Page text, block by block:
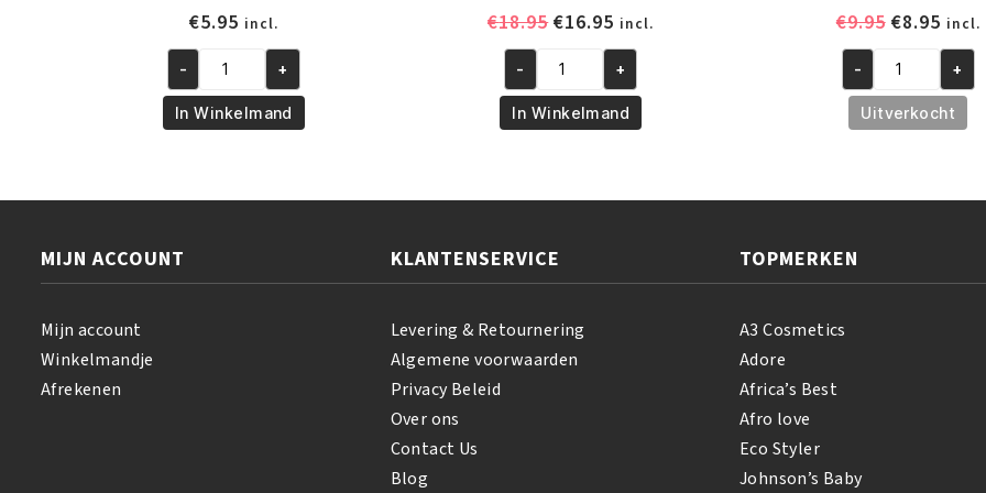
€5.95 incl.
Cocoa
Butter
&
355
ml
- +
In Winkelmand
€18.95Oorspronkelijke
was:
€18.95.
€16.95 Huidige
prijs
is:
€16.95.
incl.
A3
Lemon
Executive
aantal
- +
In Winkelmand
€9.95
was:
€9.95.
€8.95
prijs
is:
€8.95.
incl.
A3
Bianca
Clear
aantal
- +
Uitverkocht
MIJN ACCOUNT
Mijn account
Winkelmandje
Afrekenen
KLANTENSERVICE
Levering & Retournering
Algemene voorwaarden
Privacy Beleid
Over ons
Contact Us
Blog
TOPMERKEN
A3 Cosmetics
Adore
Africa’s Best
Afro love
Eco Styler
Johnson’s Baby